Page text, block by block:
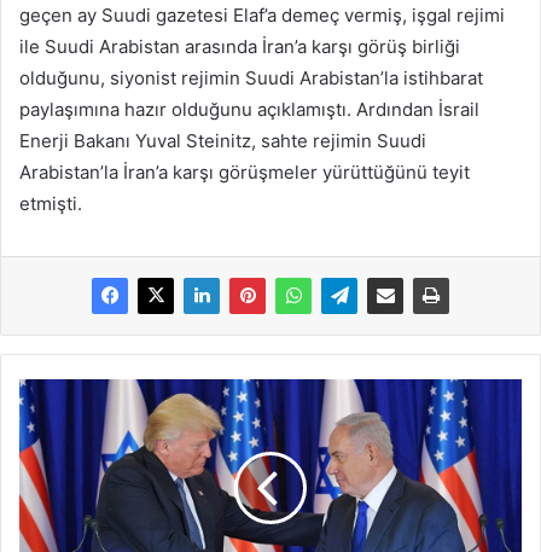
geçen ay Suudi gazetesi Elaf’a demeç vermiş, işgal rejimi
ile Suudi Arabistan arasında İran’a karşı görüş birliği
olduğunu, siyonist rejimin Suudi Arabistan’la istihbarat
paylaşımına hazır olduğunu açıklamıştı. Ardından İsrail
Enerji Bakanı Yuval Steinitz, sahte rejimin Suudi
Arabistan’la İran’a karşı görüşmeler yürüttüğünü teyit
etmişti.